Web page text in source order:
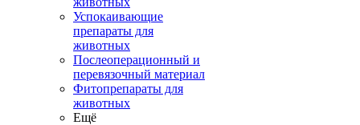
Успокаивающие
препараты для
животных
Послеоперационный и
перевязочный материал
Фитопрепараты для
животных
Ещё